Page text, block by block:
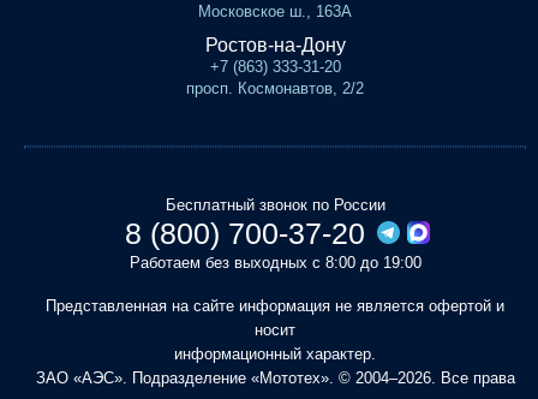
Московское ш., 163А
Ростов-на-Дону
+7 (863) 333-31-20
просп. Космонавтов, 2/2
Бесплатный звонок по России
8 (800) 700-37-20
Работаем без выходных с 8:00 до 19:00
Представленная на сайте информация не является офертой и
носит
информационный характер.
ЗАО «АЭС». Подразделение «Мототех». © 2004–2026. Все права